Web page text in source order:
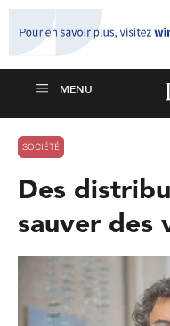
SOCIÉTÉ
Des
sauver des